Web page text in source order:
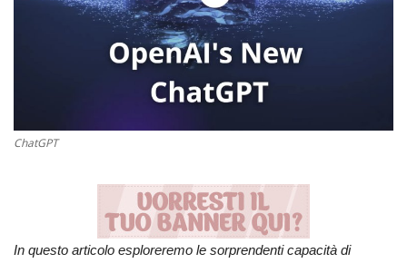
Recensioni
Shop
ChatGPT
In questo articolo esploreremo le sorprendenti capacità di